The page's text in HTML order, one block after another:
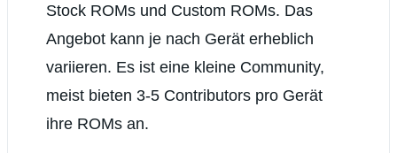
Stock ROMs und Custom ROMs. Das
Angebot kann je nach Gerät erheblich
variieren. Es ist eine kleine Community,
meist bieten 3-5 Contributors pro Gerät
ihre ROMs an.